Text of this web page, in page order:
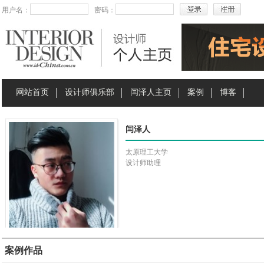
用户名： 密码：
网站首页 设计师俱乐部 闫泽人主页 案例 博客
闫泽人
太原理工大学
设计师助理
案例作品